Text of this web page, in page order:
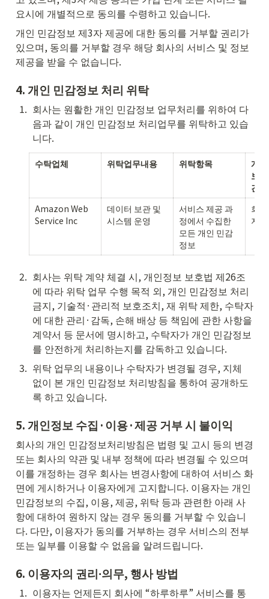
요시에 개별적으로 동의를 수령하고 있습니다.
개인 민감정보 제3자 제공에 대한 동의를 거부할 권리가
있으며, 동의를 거부할 경우 해당 회사의 서비스 및 정보
제공을 받을 수 없습니다.
4. 개인 민감정보 처리 위탁
1. 회사는 원활한 개인 민감정보 업무처리를 위하여 다
음과 같이 개인 민감정보 처리업무를 위탁하고 있습
니다.
수탁업체 위탁업무내용 위탁항목
개
보
간
Amazon Web
Service Inc
데이터 보관 및
시스템 운영
서비스 제공 과
정에서 수집한
모든 개인 민감
정보
회
지
2. 회사는 위탁 계약 체결 시, 개인정보 보호법 제26조
에 따라 위탁 업무 수행 목적 외, 개인 민감정보 처리
금지, 기술적·관리적 보호조치, 재 위탁 제한, 수탁자
에 대한 관리·감독, 손해 배상 등 책임에 관한 사항을
계약서 등 문서에 명시하고, 수탁자가 개인 민감정보
를 안전하게 처리하는지를 감독하고 있습니다.
3. 위탁 업무의 내용이나 수탁자가 변경될 경우, 지체
없이 본 개인 민감정보 처리방침을 통하여 공개하도
록 하고 있습니다.
5. 개인정보 수집·이용·제공 거부 시 불이익
회사의 개인 민감정보처리방침은 법령 및 고시 등의 변경
또는 회사의 약관 및 내부 정책에 따라 변경될 수 있으며
이를 개정하는 경우 회사는 변경사항에 대하여 서비스 화
면에 게시하거나 이용자에게 고지합니다. 이용자는 개인
민감정보의 수집, 이용, 제공, 위탁 등과 관련한 아래 사
항에 대하여 원하지 않는 경우 동의를 거부할 수 있습니
다. 다만, 이용자가 동의를 거부하는 경우 서비스의 전부
또는 일부를 이용할 수 없음을 알려드립니다.
6. 이용자의 권리∙의무, 행사 방법
1. 이용자는 언제든지 회사에 “하루하루” 서비스를 통